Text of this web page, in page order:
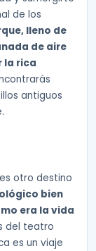
de los
lleno de
de aire
la rica
antiguos
otro destino
bien
era la vida
del teatro
es un viaje